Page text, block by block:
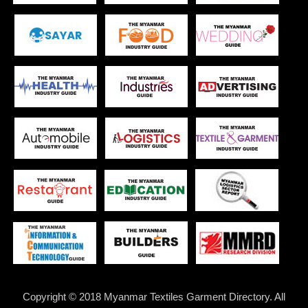
Copyright © 2018 Myanmar Textiles Garment Directory. All